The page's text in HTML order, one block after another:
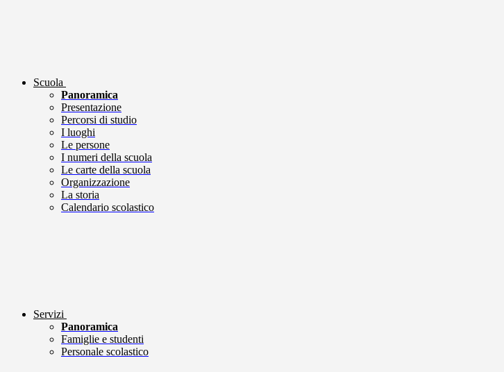
Scuola
Panoramica
Presentazione
Percorsi di studio
I luoghi
Le persone
I numeri della scuola
Le carte della scuola
Organizzazione
La storia
Calendario scolastico
Servizi
Panoramica
Famiglie e studenti
Personale scolastico